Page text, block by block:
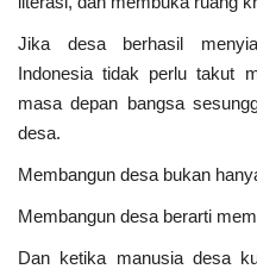
TNI & POLRI
Mabes TNI AD
TNI
Pendidikan
Presiden dan Wakil
Jika desa berhasil
Indonesia tidak perlu takut
masa depan bangsa
desa.
Membangun desa bukan
Membangun desa berarti
Dan ketika manusia desa